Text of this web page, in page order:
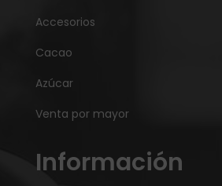
Accesorios
Cacao
Azúcar
Venta por mayor
Información